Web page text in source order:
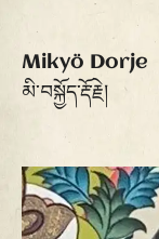
Mikyö Dorje
མི་བསྐྱོད་རྡོ་རྗེ།